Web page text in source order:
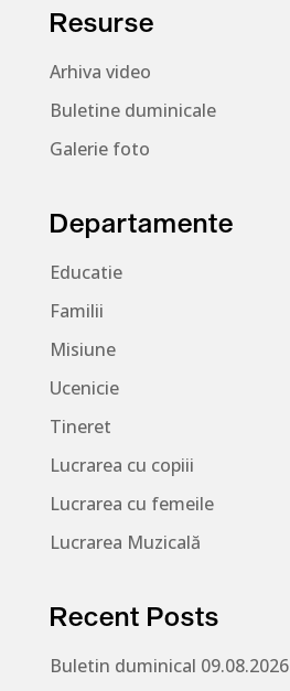
Resurse
Arhiva video
Buletine duminicale
Galerie foto
Departamente
Educatie
Familii
Misiune
Ucenicie
Tineret
Lucrarea cu copiii
Lucrarea cu femeile
Lucrarea Muzicală
Recent Posts
Buletin duminical 09.08.2026